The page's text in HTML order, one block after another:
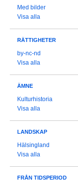
Med bilder
Visa alla
RÄTTIGHETER
by-nc-nd
Visa alla
ÄMNE
Kulturhistoria
Visa alla
LANDSKAP
Hälsingland
Visa alla
FRÅN TIDSPERIOD